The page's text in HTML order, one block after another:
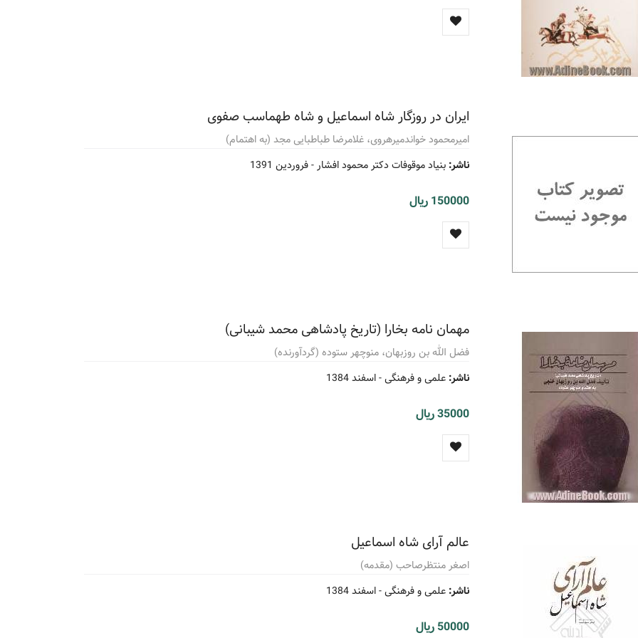
ایران در روزگار شاه اسماعیل و شاه طهماسب صفوی
امیرمحمود خواندمیرهروی، غلامرضا طباطبایی مجد (به اهتمام)
ناشر: بنیاد موقوفات دکتر محمود افشار -فروردین 1391
150000 ریال
مهمان نامه بخارا (تاریخ پادشاهی محمد شیبانی)
فضل الله بن روزبهان، منوچهر ستوده (گردآورنده)
ناشر: علمی و فرهنگی -اسفند 1384
35000 ریال
عالم آرای شاه اسماعیل
اصغر منتظرصاحب (مقدمه)
ناشر: علمی و فرهنگی -اسفند 1384
50000 ریال